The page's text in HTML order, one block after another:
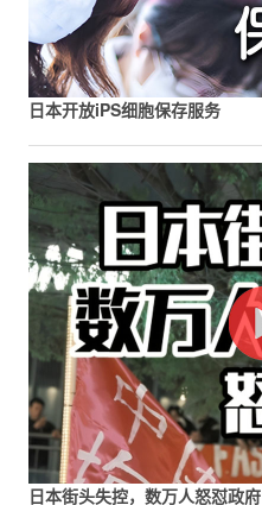
日本开放iPS细胞保存服务
日本街头失控，数万人怒怼政府